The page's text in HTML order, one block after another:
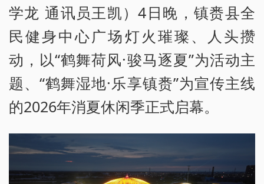
学龙 通讯员王凯）4日晚，镇赉县全
民健身中心广场灯火璀璨、人头攒
动，以“鹤舞荷风·骏马逐夏”为活动主
题、“鹤舞湿地·乐享镇赉”为宣传主线
的2026年消夏休闲季正式启幕。